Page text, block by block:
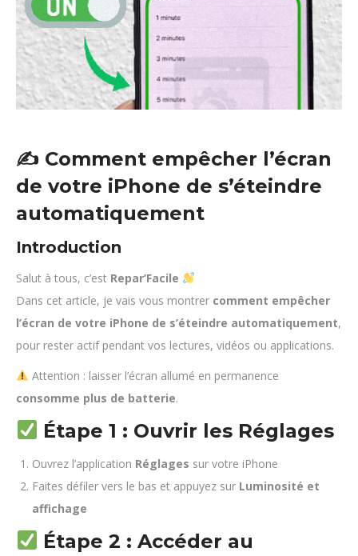
✍️ Comment empêcher l’écran
de votre iPhone de s’éteindre
automatiquement
Introduction
Salut à tous, c’est Repar’Facile
Dans cet article, je vais vous montrer comment empêcher
l’écran de votre iPhone de s’éteindre automatiquement,
pour rester actif pendant vos lectures, vidéos ou applications.
Attention : laisser l’écran allumé en permanence
consomme plus de batterie.
Étape 1 : Ouvrir les Réglages
Ouvrez l’application Réglages sur votre iPhone
Faites défiler vers le bas et appuyez sur Luminosité et
affichage
Étape 2 : Accéder au